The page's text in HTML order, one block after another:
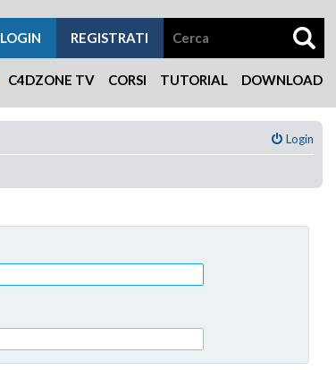
C4DZONE TV CORSI TUTORIAL DOWNLOAD
REGISTRATI
LOGIN
Login